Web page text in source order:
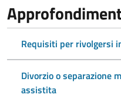
Requisiti per rivolgersi
Divorzio o separazione
assistita